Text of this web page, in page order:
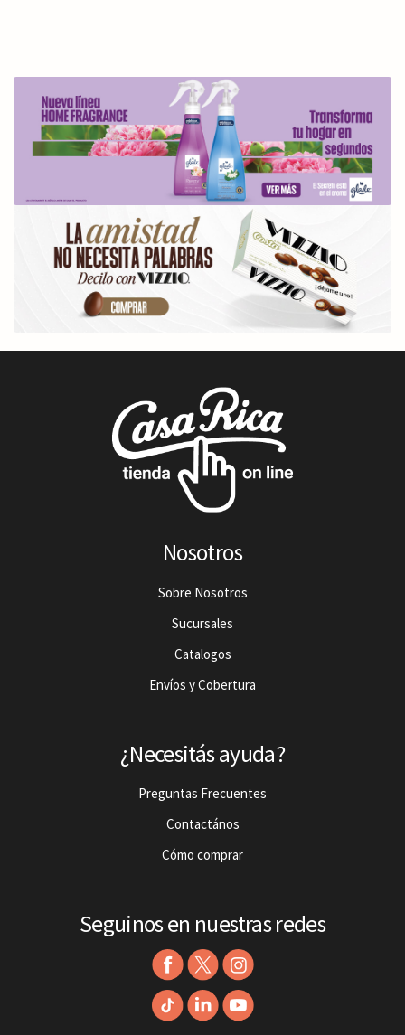
Nosotros
Sobre Nosotros
Sucursales
Catalogos
Envíos y Cobertura
¿Necesitás ayuda?
Preguntas Frecuentes
Contactános
Cómo comprar
Seguinos en nuestras redes